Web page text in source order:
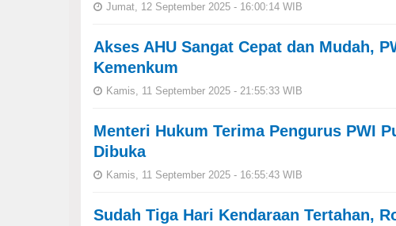
Jumat, 12 September 2025 - 16:00:14 WIB
Akses AHU Sangat Cepat dan Mudah,
Kemenkum
Kamis, 11 September 2025 - 21:55:33 WIB
Menteri Hukum Terima Pengurus PWI
Dibuka
Kamis, 11 September 2025 - 16:55:43 WIB
Sudah Tiga Hari Kendaraan Tertahan,